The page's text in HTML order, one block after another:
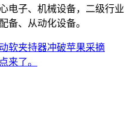
电子、机械设备，二级行业
备、从动化设备。
软夹持器冲破苹果采摘
来了。